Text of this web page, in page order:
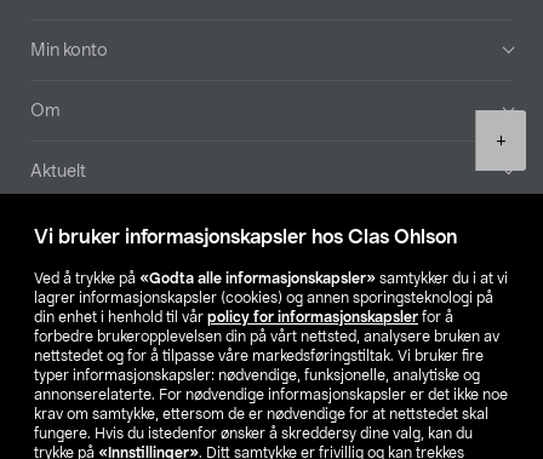
Vi bruker informasjonskapsler hos Clas Ohlson
Ved å trykke på «Godta alle informasjonskapsler» samtykker du i at vi
lagrer informasjonskapsler (cookies) og annen sporingsteknologi på
din enhet i henhold til vår policy for informasjonskapsler for å
forbedre brukeropplevelsen din på vårt nettsted, analysere bruken av
nettstedet og for å tilpasse våre markedsføringstiltak. Vi bruker fire
typer informasjonskapsler: nødvendige, funksjonelle, analytiske og
annonserelaterte. For nødvendige informasjonskapsler er det ikke noe
krav om samtykke, ettersom de er nødvendige for at nettstedet skal
fungere. Hvis du istedenfor ønsker å skreddersy dine valg, kan du
trykke på «Innstillinger». Ditt samtykke er frivillig og kan trekkes
+
Min konto
Om
Aktuelt
Våre selskaper
Finn din butikk
SE NO FI